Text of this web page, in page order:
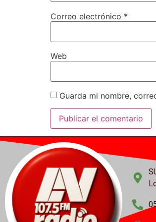
Correo electrónico *
Web
Guarda mi nombre,